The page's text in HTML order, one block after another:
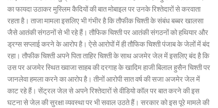
का फायदा उठाकर मुस्लिम कैदियों की बात मोबाइल पर उनके रिश्तेदारों से करवाता
रहता है। ताजा मामला इसलिए भी गंभीर है कि तौफीक चिश्ती के संबंध बब्बर खालसा
जैसे आतंकी संगठनों से भी रहे हैं। तौफिक चिश्ती पर आतंकी संगठनों को हथियार और
ड्रग्स सप्लाई करने के आरोप है। ऐसे आरोपों में ही तौफिक चिश्ती पंजाब के जेलों में बंद
रहा। तौफीक चिश्ती अपने पिता ताहिर चिश्ती के साथ अजमेर जेल में इसलिए बंद है कि
उस पर अजमेर स्थित ख्वाजा साहब की दरगाह के खादिम हाजी बिलाल हुसैन चिश्ती पर
जानलेवा हमला करने का आरोप है। तीनों आरोपी सात वर्ष की सजा अजमेर जेल में
काट रहे हैं। सेंट्रल जेल से अपने रिश्तेदारों से वीडियो कॉल पर बात करने की इस
घटना से जेल की सुरक्षा व्यवस्था पर भी सवाल उठते हैं। सरकार को इस पूरे मामले की